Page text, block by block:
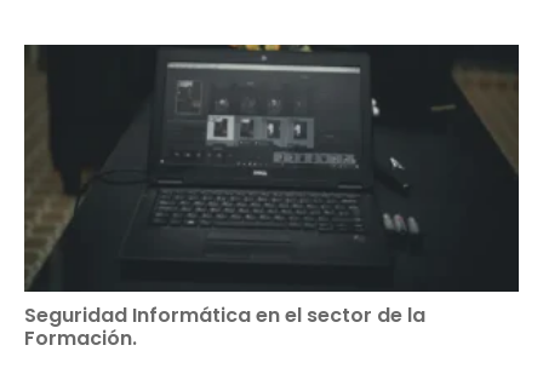
Seguridad Informática en el sector de la
Formación.